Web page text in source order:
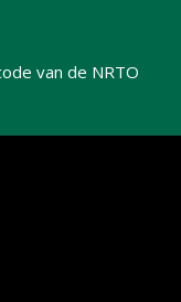
van de NRTO